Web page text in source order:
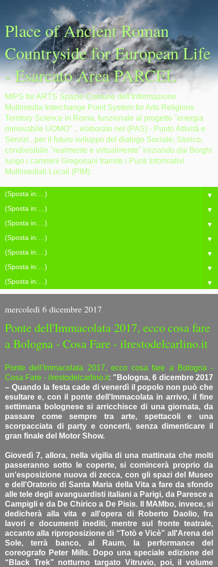
Place of Ancient Roman
Countryside for European Life
- Esarcato Area PARCEL
MIPS for ARTS Spazio Comune dell'Informazione
Multimedia Interchange Point System for Arts Religions
Territory Science in Roma, funzionale al progetto "energia
rinnovabile UOMO" .. elaborato nel (PAS) - Punto Attività e
Servizi ..per il futuro sviluppo del dialogo Sociale, Storico,
condivisibile "realmente e virtualmente" iniziando dai Borghi
lungo i cammini Gregoriani tramite i Punti Informativi
Multimediali Locali (PIM).
▼
▼
▼
▼
▼
▼
▼
mercoledì 6 dicembre 2017
Ponte dell'Immacolata 2017, ecco cosa fare
a Bologna - Cosa Fare - ilrestodelcarlino.it
Ponte dell'Immacolata 2017, ecco cosa fare a Bologna -
Cosa Fare - ilrestodelcarlino.it: "Bologna, 6 dicembre 2017
– Quando la festa cade di venerdì il popolo non può che
esultare e, con il ponte dell'Immacolata in arrivo, il fine
settimana bolognese si arricchisce di una giornata, da
passare come sempre tra arte, spettacoli e una
scorpacciata di party e concerti, senza dimenticare il
gran finale del Motor Show.
Giovedì 7, allora, nella vigilia di una mattinata che molti
passeranno sotto le coperte, si comincerà proprio da
un'esposizione nuova di zecca, con gli spazi del Museo
e dell'Oratorio di Santa Maria della Vita a fare da sfondo
alle tele degli avanguardisti italiani a Parigi, da Paresce a
Campigli e da De Chirico a De Pisis. Il MAMbo, invece, si
dedicherà alla vita e all'opera di Roberto Daolio, fra
lavori e documenti inediti, mentre sul fronte teatrale,
accanto alla riproposizione di “Totò e Vicè” all'Arena del
Sole, terrà banco, al Raum, la performance del
coreografo Peter Mills. Dopo una speciale edizione del
“Black Trek” notturno targato Vitruvio, poi, il volume